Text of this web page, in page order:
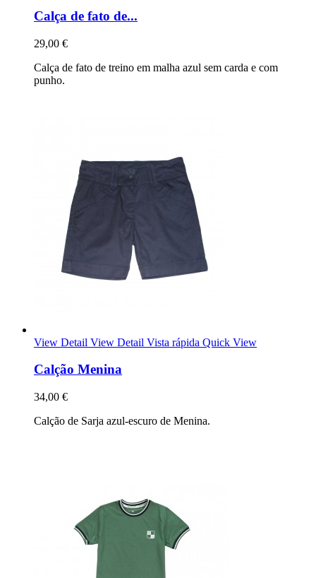
Calça de fato de...
29,00 €
Calça de fato de treino em malha azul sem carda e com
punho.
View Detail View Detail Vista rápida Quick View
Calção Menina
34,00 €
Calção de Sarja azul-escuro de Menina.